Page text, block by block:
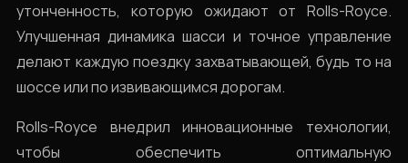
утонченность, которую ожидают от Rolls-Royce.
Улучшенная динамика шасси и точное управление
делают каждую поездку захватывающей, будь то на
шоссе или по извивающимся дорогам.
Rolls-Royce внедрил инновационные технологии,
чтобы обеспечить оптимальную